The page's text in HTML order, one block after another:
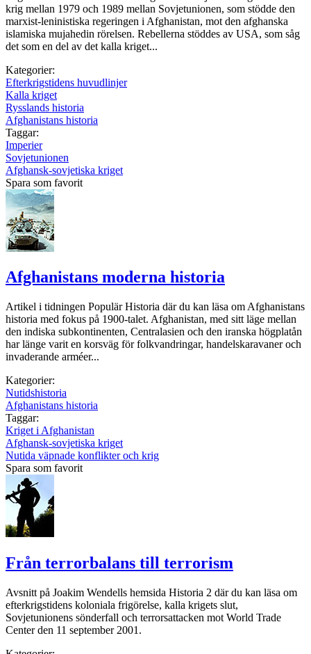
krig mellan 1979 och 1989 mellan Sovjetunionen, som stödde den
marxist-leninistiska regeringen i Afghanistan, mot den afghanska
islamiska mujahedin rörelsen. Rebellerna stöddes av USA, som såg
det som en del av det kalla kriget...
Kategorier:
Efterkrigstidens huvudlinjer
Kalla kriget
Rysslands historia
Afghanistans historia
Taggar:
Imperier
Sovjetunionen
Afghansk-sovjetiska kriget
Spara som favorit
Afghanistans moderna historia
Artikel i tidningen Populär Historia där du kan läsa om Afghanistans
historia med fokus på 1900-talet. Afghanistan, med sitt läge mellan
den indiska subkontinenten, Centralasien och den iranska högplatån
har länge varit en korsväg för folkvandringar, handelskaravaner och
invaderande arméer...
Kategorier:
Nutidshistoria
Afghanistans historia
Taggar:
Kriget i Afghanistan
Afghansk-sovjetiska kriget
Nutida väpnade konflikter och krig
Spara som favorit
Från terrorbalans till terrorism
Avsnitt på Joakim Wendells hemsida Historia 2 där du kan läsa om
efterkrigstidens koloniala frigörelse, kalla krigets slut,
Sovjetunionens sönderfall och terrorsattacken mot World Trade
Center den 11 september 2001.